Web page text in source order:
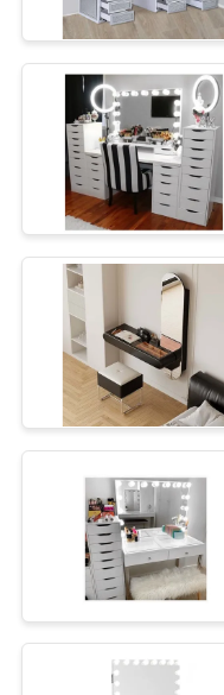
ORÇAMENTO
MAPA
SITE
POLÍTICA
PRIVACIDADE
espelho
espelho
Grupos
do